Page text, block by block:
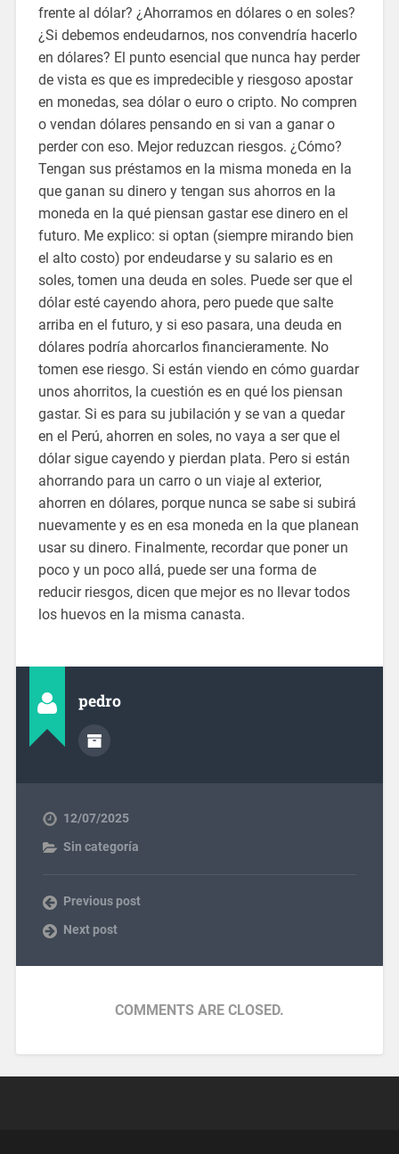
frente al dólar? ¿Ahorramos en dólares o en soles?
¿Si debemos endeudarnos, nos convendría hacerlo
en dólares? El punto esencial que nunca hay perder
de vista es que es impredecible y riesgoso apostar
en monedas, sea dólar o euro o cripto. No compren
o vendan dólares pensando en si van a ganar o
perder con eso. Mejor reduzcan riesgos. ¿Cómo?
Tengan sus préstamos en la misma moneda en la
que ganan su dinero y tengan sus ahorros en la
moneda en la qué piensan gastar ese dinero en el
futuro. Me explico: si optan (siempre mirando bien
el alto costo) por endeudarse y su salario es en
soles, tomen una deuda en soles. Puede ser que el
dólar esté cayendo ahora, pero puede que salte
arriba en el futuro, y si eso pasara, una deuda en
dólares podría ahorcarlos financieramente. No
tomen ese riesgo. Si están viendo en cómo guardar
unos ahorritos, la cuestión es en qué los piensan
gastar. Si es para su jubilación y se van a quedar
en el Perú, ahorren en soles, no vaya a ser que el
dólar sigue cayendo y pierdan plata. Pero si están
ahorrando para un carro o un viaje al exterior,
ahorren en dólares, porque nunca se sabe si subirá
nuevamente y es en esa moneda en la que planean
usar su dinero. Finalmente, recordar que poner un
poco y un poco allá, puede ser una forma de
reducir riesgos, dicen que mejor es no llevar todos
los huevos en la misma canasta.
pedro
12/07/2025
Sin categoría
Previous post
Next post
COMMENTS ARE CLOSED.